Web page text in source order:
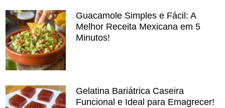
Guacamole Simples e Fácil: A
Melhor Receita Mexicana em 5
Minutos!
Gelatina Bariátrica Caseira
Funcional e Ideal para Emagrecer!